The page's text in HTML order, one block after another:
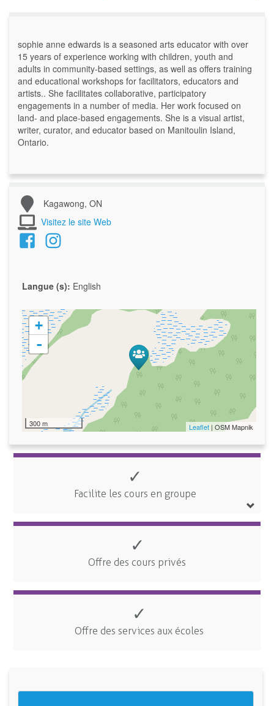
sophie anne edwards is a seasoned arts educator with over
15 years of experience working with children, youth and
adults in community-based settings, as well as offers training
and educational workshops for facilitators, educators and
artists.. She facilitates collaborative, participatory
engagements in a number of media. Her work focused on
land- and place-based engagements. She is a visual artist,
writer, curator, and educator based on Manitoulin Island,
Ontario.
Kagawong, ON
Visitez le site Web
Langue (s): English
+
-
300 m Leaflet | OSM Mapnik
✓
Facilite les cours en groupe
✓
Offre des cours privés
✓
Offre des services aux écoles